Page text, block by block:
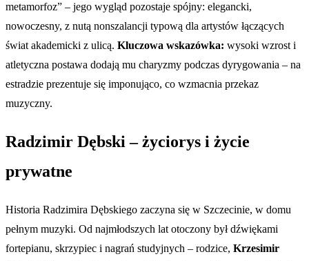
metamorfoz” – jego wygląd pozostaje spójny: elegancki,
nowoczesny, z nutą nonszalancji typową dla artystów łączących
świat akademicki z ulicą. Kluczowa wskazówka: wysoki wzrost i
atletyczna postawa dodają mu charyzmy podczas dyrygowania – na
estradzie prezentuje się imponująco, co wzmacnia przekaz
muzyczny.
Radzimir Dębski – życiorys i życie
prywatne
Historia Radzimira Dębskiego zaczyna się w Szczecinie, w domu
pełnym muzyki. Od najmłodszych lat otoczony był dźwiękami
fortepianu, skrzypiec i nagrań studyjnych – rodzice, Krzesimir